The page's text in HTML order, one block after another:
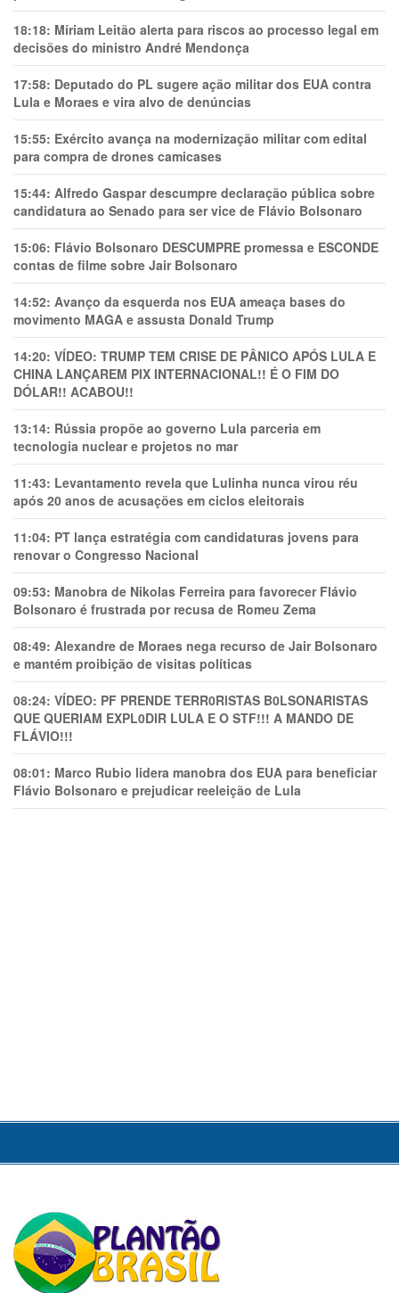
18:18: Míriam Leitão alerta para riscos ao processo legal em
decisões do ministro André Mendonça
17:58: Deputado do PL sugere ação militar dos EUA contra
Lula e Moraes e vira alvo de denúncias
15:55: Exército avança na modernização militar com edital
para compra de drones camicases
15:44: Alfredo Gaspar descumpre declaração pública sobre
candidatura ao Senado para ser vice de Flávio Bolsonaro
15:06: Flávio Bolsonaro DESCUMPRE promessa e ESCONDE
contas de filme sobre Jair Bolsonaro
14:52: Avanço da esquerda nos EUA ameaça bases do
movimento MAGA e assusta Donald Trump
14:20: VÍDEO: TRUMP TEM CRlSE DE PÂNlCO APÓS LULA E
CHINA LANÇAREM PIX INTERNACIONAL!! É O FIM DO
DÓLAR!! ACABOU!!
13:14: Rússia propõe ao governo Lula parceria em
tecnologia nuclear e projetos no mar
11:43: Levantamento revela que Lulinha nunca virou réu
após 20 anos de acusações em ciclos eleitorais
11:04: PT lança estratégia com candidaturas jovens para
renovar o Congresso Nacional
09:53: Manobra de Nikolas Ferreira para favorecer Flávio
Bolsonaro é frustrada por recusa de Romeu Zema
08:49: Alexandre de Moraes nega recurso de Jair Bolsonaro
e mantém proibição de visitas políticas
08:24: VÍDEO: PF PRENDE TERR0RlSTAS B0LSONARlSTAS
QUE QUERIAM EXPL0DlR LULA E O STF!!! A MANDO DE
FLÁVIO!!!
08:01: Marco Rubio lidera manobra dos EUA para beneficiar
Flávio Bolsonaro e prejudicar reeleição de Lula